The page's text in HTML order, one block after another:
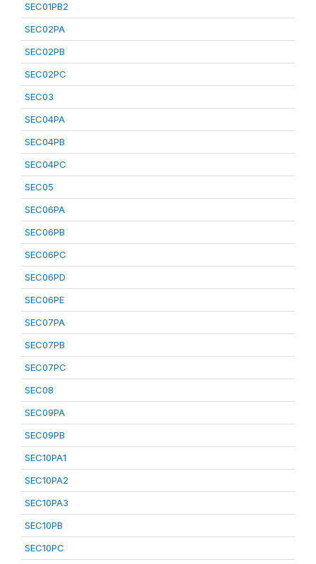
SEC01PB2
SEC02PA
SEC02PB
SEC02PC
SEC03
SEC04PA
SEC04PB
SEC04PC
SEC05
SEC06PA
SEC06PB
SEC06PC
SEC06PD
SEC06PE
SEC07PA
SEC07PB
SEC07PC
SEC08
SEC09PA
SEC09PB
SEC10PA1
SEC10PA2
SEC10PA3
SEC10PB
SEC10PC